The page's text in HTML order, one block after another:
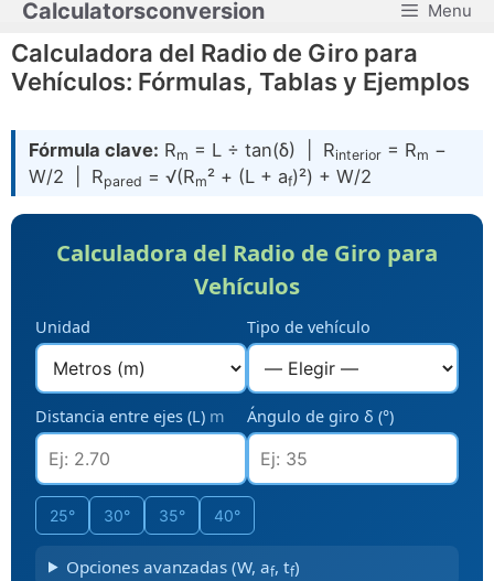
Saltar
contenido
Calculatorsconversion Menu
Calculadora del Radio de Giro para
Vehículos: Fórmulas, Tablas y Ejemplos
Fórmula clave: Rm = L ÷ tan(δ) | Rinterior = Rm −
W/2 | Rpared = √(Rm² + (L + af)²) + W/2
Calculadora del Radio de Giro para
Vehículos
Unidad Tipo de vehículo
Distancia entre ejes (L) m Ángulo de giro δ (°)
25° 30° 35° 40°
Opciones avanzadas (W, af, tf)